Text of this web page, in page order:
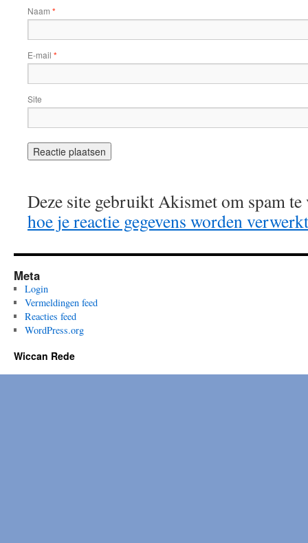
Naam *
E-mail *
Site
Deze site gebruikt Akismet om spam
hoe je reactie gegevens worden verwerkt
Meta
Login
Vermeldingen feed
Reacties feed
WordPress.org
Wiccan Rede